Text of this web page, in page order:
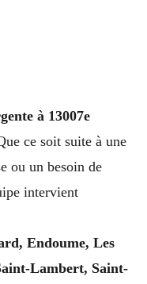
à 13007e
ce soit suite à une
ou un besoin de
intervient
Endoume, Les
Lambert, Saint-